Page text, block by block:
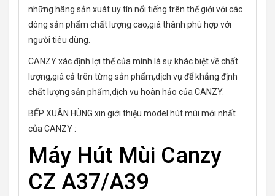
những hãng sản xuát uy tín nổi tiếng trên thế giới với các
dòng sản phẩm chất lượng cao,giá thành phù hợp với
người tiêu dùng.
CANZY xác định lợi thế của mình là sự khác biệt về chất
lượng,giá cả trên từng sản phẩm,dịch vụ để khẳng định
chất lượng sản phẩm,dịch vụ hoàn hảo của CANZY.
BẾP XUÂN HÙNG xin giới thiệu model hút mùi mới nhất
của CANZY :
Máy Hút Mùi Canzy
CZ A37/A39